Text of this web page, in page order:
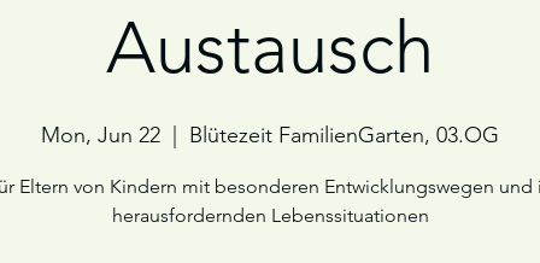
Austausch
Mon, Jun 22 Blütezeit FamilienGarten, 03.OG
Eltern von Kindern mit besonderen Entwicklungswegen und
herausfordernden Lebenssituationen